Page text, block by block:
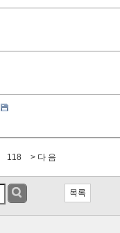
118 > 다 음
목록